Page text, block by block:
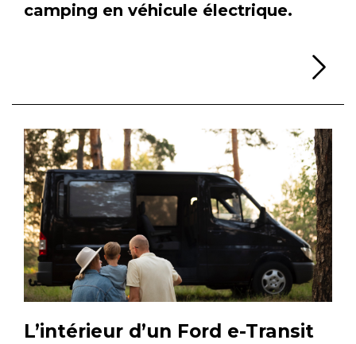
camping en véhicule électrique.
L’intérieur d’un Ford e-Transit